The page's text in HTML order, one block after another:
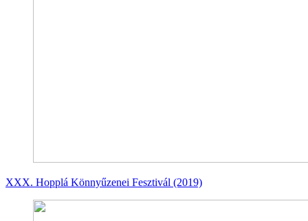
XXX. Hopplá Könnyűzenei Fesztivál (2019)